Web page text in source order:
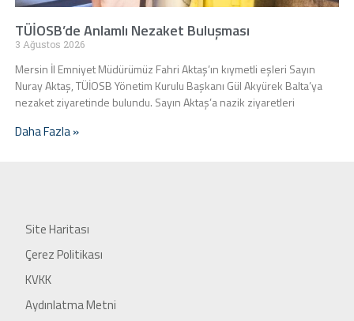
TÜİOSB’de Anlamlı Nezaket Buluşması
3 Ağustos 2026
Mersin İl Emniyet Müdürümüz Fahri Aktaş’ın kıymetli eşleri Sayın
Nuray Aktaş, TÜİOSB Yönetim Kurulu Başkanı Gül Akyürek Balta’ya
nezaket ziyaretinde bulundu. Sayın Aktaş’a nazik ziyaretleri
Daha Fazla »
Site Haritası
Çerez Politikası
KVKK
Aydınlatma Metni